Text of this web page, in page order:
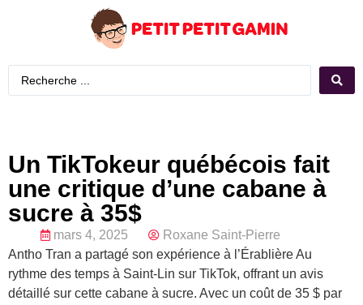
Un TikTokeur québécois fait
une critique d’une cabane à
sucre à 35$
mars 4, 2025
Roxane Saint-Pierre
Antho Tran a partagé son expérience à l’Érablière Au
rythme des temps à Saint-Lin sur TikTok, offrant un avis
détaillé sur cette cabane à sucre. Avec un coût de 35 $ par